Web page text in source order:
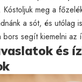
Kóstoljuk meg a
a sót, és utólag
segít kiemelni az
és